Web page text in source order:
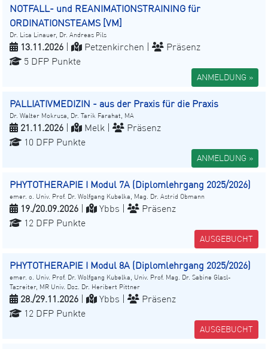
NOTFALL- und REANIMATIONSTRAINING für
ORDINATIONSTEAMS [VM]
Dr. Lisa Linauer, Dr. Andreas Pils
13.11.2026 Petzenkirchen |
Präsenz
5 DFP Punkte
ANMELDUNG »
PALLIATIVMEDIZIN - aus der Praxis für die Praxis
Dr. Walter Mokrusa, Dr. Tarik Farahat, MA
21.11.2026 Melk |
Präsenz
10 DFP Punkte
ANMELDUNG »
PHYTOTHERAPIE I Modul 7A (Diplomlehrgang 2025/2026)
emer. o. Univ. Prof. Dr. Wolfgang Kubelka, Mag. Dr. Astrid Obmann
19./20.09.2026 Ybbs |
Präsenz
12 DFP Punkte
AUSGEBUCHT
PHYTOTHERAPIE I Modul 8A (Diplomlehrgang 2025/2026)
emer. o. Univ. Prof. Dr. Wolfgang Kubelka, Univ. Prof. Mag. Dr. Sabine Glasl-
Tazreiter, MR Univ. Doz. Dr. Heribert Pittner
28./29.11.2026 Ybbs |
Präsenz
12 DFP Punkte
AUSGEBUCHT